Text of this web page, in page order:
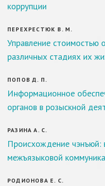
коррупции
ПЕРЕХРЕСТЮК В. М.
Управление стоимостью
различных стадиях их
ПОПОВ Д. П.
Информационное
органов в розыскной
РАЗИНА А. С.
Происхождение чэнъюй:
межъязыковой
РОДИОНОВА Е. С.